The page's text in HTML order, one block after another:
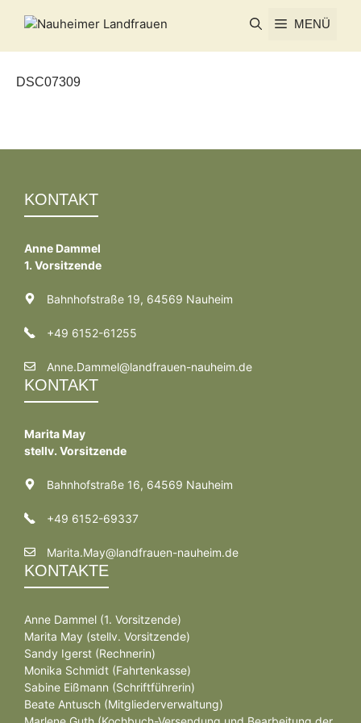
Inhalt
MENÜ
DSC07309
KONTAKT
Anne Dammel
1. Vorsitzende
Bahnhofstraße 19, 64569 Nauheim
+49 6152-61255
Anne.Dammel@landfrauen-nauheim.de
KONTAKT
Marita May
stellv. Vorsitzende
Bahnhofstraße 16, 64569 Nauheim
+49 6152-69337
Marita.May@landfrauen-nauheim.de
KONTAKTE
Anne Dammel (1. Vorsitzende)
Marita May (stellv. Vorsitzende)
Sandy Igerst (Rechnerin)
Monika Schmidt (Fahrtenkasse)
Sabine Eißmann (Schriftführerin)
Beate Antusch (Mitgliederverwaltung)